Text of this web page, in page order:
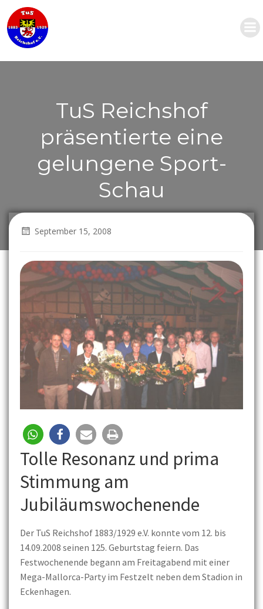
TuS Reichshof
präsentierte eine
gelungene Sport-
Schau
September 15, 2008
Tolle Resonanz und prima
Stimmung am
Jubiläumswochenende
Der TuS Reichshof 1883/1929 e.V. konnte vom 12. bis
14.09.2008 seinen 125. Geburtstag feiern. Das
Festwochenende begann am Freitagabend mit einer
Mega-Mallorca-Party im Festzelt neben dem Stadion in
Eckenhagen.